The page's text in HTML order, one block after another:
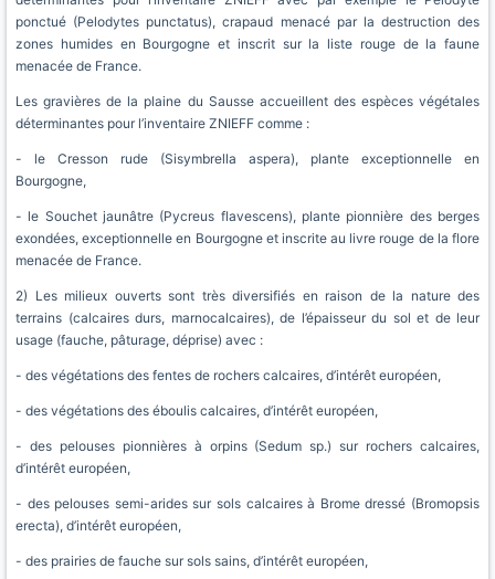
ponctué (Pelodytes punctatus), crapaud menacé par la destruction des
zones humides en Bourgogne et inscrit sur la liste rouge de la faune
menacée de France.
Les gravières de la plaine du Sausse accueillent des espèces végétales
déterminantes pour l’inventaire ZNIEFF comme :
- le Cresson rude (Sisymbrella aspera), plante exceptionnelle en
Bourgogne,
- le Souchet jaunâtre (Pycreus flavescens), plante pionnière des berges
exondées, exceptionnelle en Bourgogne et inscrite au livre rouge de la flore
menacée de France.
2) Les milieux ouverts sont très diversifiés en raison de la nature des
terrains (calcaires durs, marnocalcaires), de l’épaisseur du sol et de leur
usage (fauche, pâturage, déprise) avec :
- des végétations des fentes de rochers calcaires, d’intérêt européen,
- des végétations des éboulis calcaires, d’intérêt européen,
- des pelouses pionnières à orpins (Sedum sp.) sur rochers calcaires,
d’intérêt européen,
- des pelouses semi-arides sur sols calcaires à Brome dressé (Bromopsis
erecta), d’intérêt européen,
- des prairies de fauche sur sols sains, d’intérêt européen,